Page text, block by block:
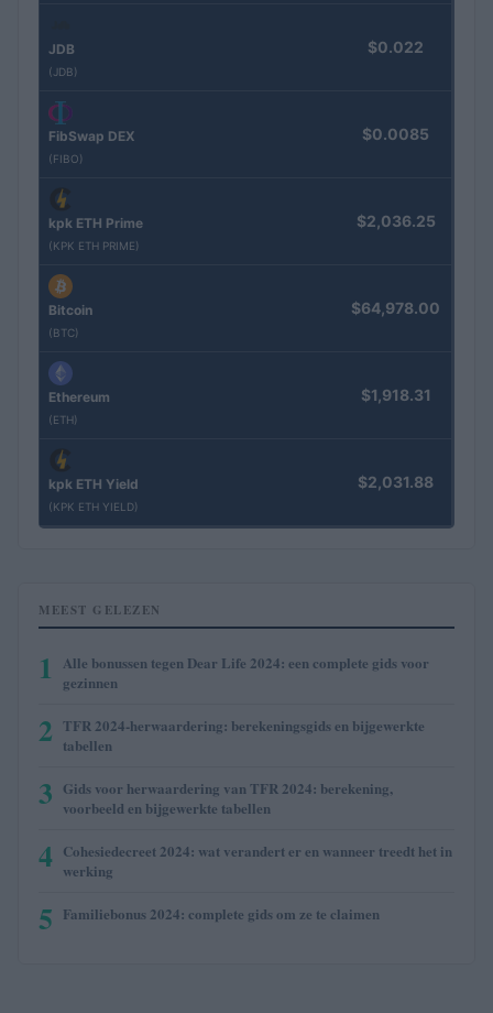
JDB
(JDB)
$0.022
FibSwap DEX
(FIBO)
$0.0085
kpk ETH Prime
(KPK ETH PRIME)
$2,036.25
Bitcoin
(BTC)
$64,978.00
Ethereum
(ETH)
$1,918.31
kpk ETH Yield
(KPK ETH YIELD)
$2,031.88
MEEST GELEZEN
1
Alle bonussen tegen Dear Life 2024: een complete gids voor
gezinnen
2 TFR 2024-herwaardering: berekeningsgids en bijgewerkte
tabellen
3 Gids voor herwaardering van TFR 2024: berekening,
voorbeeld en bijgewerkte tabellen
4 Cohesiedecreet 2024: wat verandert er en wanneer treedt het in
werking
5 Familiebonus 2024: complete gids om ze te claimen